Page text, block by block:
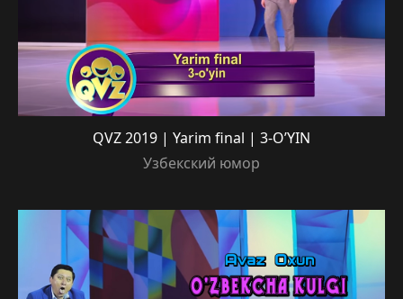
QVZ 2019 | Yarim final | 3-O’YIN
Узбекский юмор